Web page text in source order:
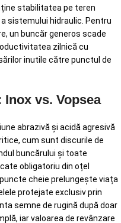
stabilitatea pe teren
sistemului hidraulic. Pentru
un buncăr generos scade
zilnică cu
inutile către punctul de
vs. Vopsea
abrazivă și acidă agresivă
cum sunt discurile de
buncărului și toate
obligatoriu din oțel
cheie prelungește viața
protejate exclusiv prin
semne de rugină după doar
iar valoarea de revânzare